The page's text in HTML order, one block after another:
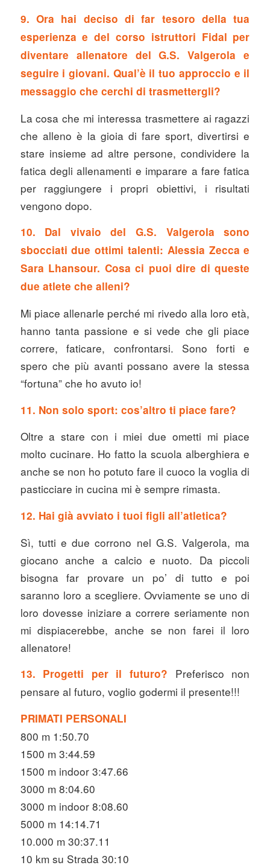
9. Ora hai deciso di far tesoro della tua
esperienza e del corso istruttori Fidal per
diventare allenatore del G.S. Valgerola e
seguire i giovani. Qual’è il tuo approccio e il
messaggio che cerchi di trasmettergli?
La cosa che mi interessa trasmettere ai ragazzi
che alleno è la gioia di fare sport, divertirsi e
stare insieme ad altre persone, condividere la
fatica degli allenamenti e imparare a fare fatica
per raggiungere i propri obiettivi, i risultati
vengono dopo.
10. Dal vivaio del G.S. Valgerola sono
sbocciati due ottimi talenti: Alessia Zecca e
Sara Lhansour. Cosa ci puoi dire di queste
due atlete che alleni?
Mi piace allenarle perché mi rivedo alla loro età,
hanno tanta passione e si vede che gli piace
correre, faticare, confrontarsi. Sono forti e
spero che più avanti possano avere la stessa
“fortuna” che ho avuto io!
11. Non solo sport: cos’altro ti piace fare?
Oltre a stare con i miei due ometti mi piace
molto cucinare. Ho fatto la scuola alberghiera e
anche se non ho potuto fare il cuoco la voglia di
pasticciare in cucina mi è sempre rimasta.
12. Hai già avviato i tuoi figli all’atletica?
Sì, tutti e due corrono nel G.S. Valgerola, ma
giocano anche a calcio e nuoto. Da piccoli
bisogna far provare un po’ di tutto e poi
saranno loro a scegliere. Ovviamente se uno di
loro dovesse iniziare a correre seriamente non
mi dispiacerebbe, anche se non farei il loro
allenatore!
13. Progetti per il futuro? Preferisco non
pensare al futuro, voglio godermi il presente!!!
PRIMATI PERSONALI
800 m 1:50.70
1500 m 3:44.59
1500 m indoor 3:47.66
3000 m 8:04.60
3000 m indoor 8:08.60
5000 m 14:14.71
10.000 m 30:37.11
10 km su Strada 30:10